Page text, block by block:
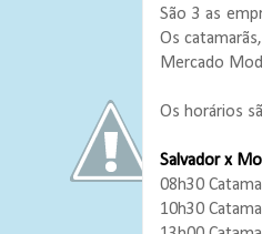
São 3 as
Os
Mercado
Os horários
Salvador x
08h30
10h30